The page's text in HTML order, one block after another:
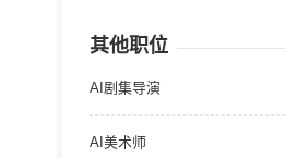
其他职位
AI剧集导演
AI美术师